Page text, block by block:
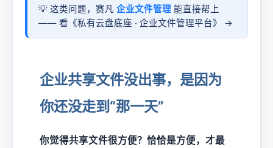
💡 这类问题，赛凡 企业文件管理 能直接帮上
—— 看《私有云盘底座 · 企业文件管理平台》 →
企业共享文件没出事，是因为
你还没走到“那一天”
你觉得共享文件很方便？恰恰是方便，才最